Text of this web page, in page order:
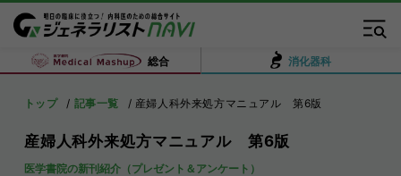
総合 消化器科
トップ 記事一覧 産婦人科外来処方マニュアル 第6版
産婦人科外来処方マニュアル 第6版
医学書院の新刊紹介（プレゼント＆アンケート）